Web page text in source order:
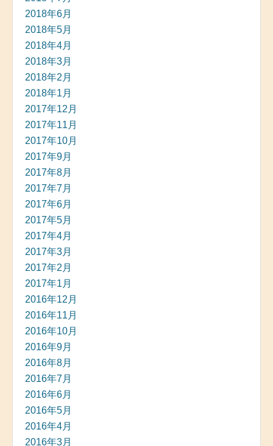
2018年6月
2018年5月
2018年4月
2018年3月
2018年2月
2018年1月
2017年12月
2017年11月
2017年10月
2017年9月
2017年8月
2017年7月
2017年6月
2017年5月
2017年4月
2017年3月
2017年2月
2017年1月
2016年12月
2016年11月
2016年10月
2016年9月
2016年8月
2016年7月
2016年6月
2016年5月
2016年4月
2016年3月